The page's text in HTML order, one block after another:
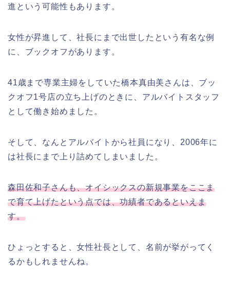
進という可能性もあります。
女性が昇進して、社長にまで出世したという有名な例
に、ブックオフがあります。
41歳まで専業主婦をしていた橋本真由美さんは、ブッ
クオフ1号店の立ち上げのときに、アルバイトスタッフ
として働き始めました。
そして、なんとアルバイトから社員になり、2006年に
は社長にまで上り詰めてしまいました。
森田佐和子さんも、オイシックスの新規事業をここま
で育て上げたという点では、功績者であるといえま
す。
ひょっとすると、女性社長として、名前が挙がってく
るかもしれませんね。